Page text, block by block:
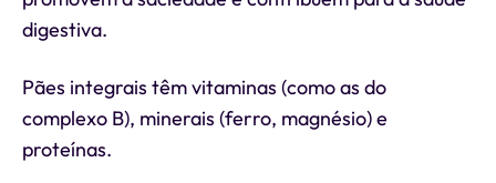
digestiva.
Pães integrais têm vitaminas (como as do
complexo B), minerais (ferro, magnésio) e
proteínas.